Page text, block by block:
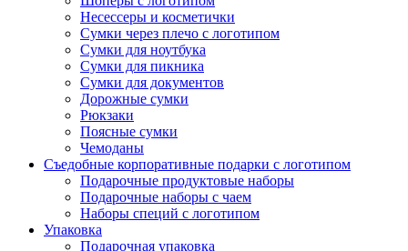
Несессеры и косметички
Сумки через плечо с логотипом
Сумки для ноутбука
Сумки для пикника
Сумки для документов
Дорожные сумки
Рюкзаки
Поясные сумки
Чемоданы
Съедобные корпоративные подарки с логотипом
Подарочные продуктовые наборы
Подарочные наборы с чаем
Наборы специй с логотипом
Упаковка
Подарочная упаковка